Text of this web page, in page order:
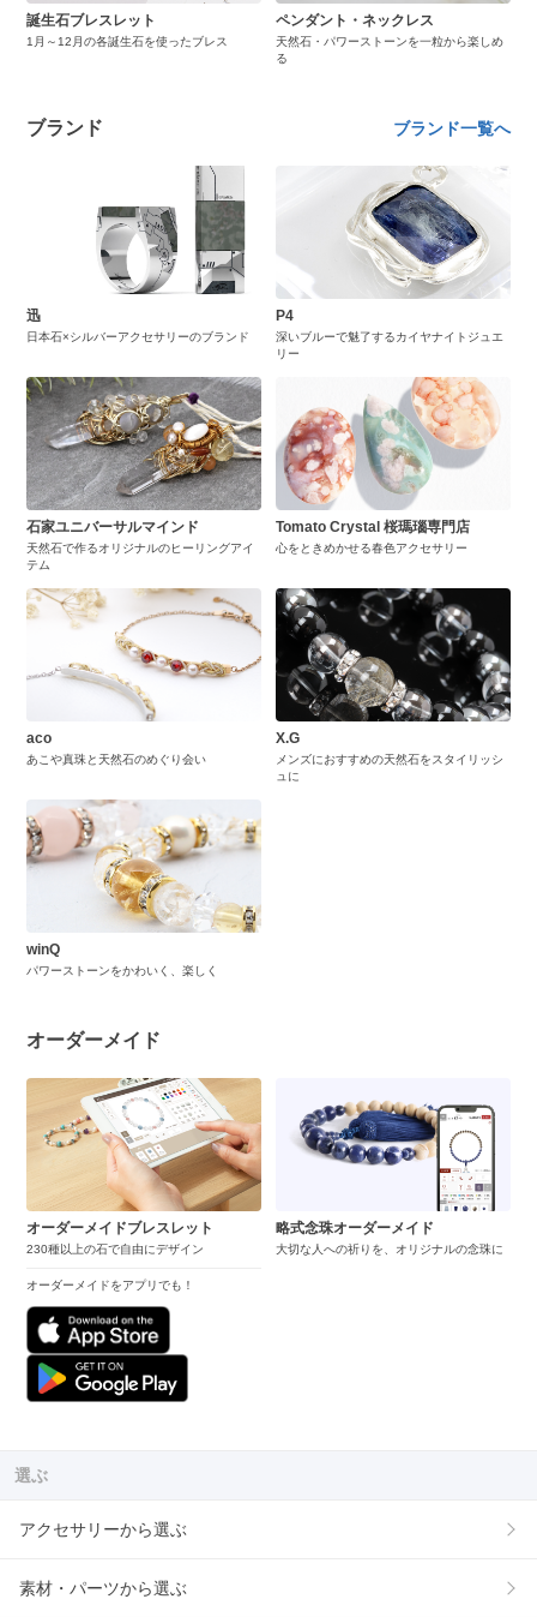
誕生石ブレスレット
1月～12月の各誕生石を使ったブレス
ペンダント・ネックレス
天然石・パワーストーンを一粒から楽しめ
る
ブランド ブランド一覧へ
迅
日本石×シルバーアクセサリーのブランド
P4
深いブルーで魅了するカイヤナイトジュエ
リー
石家ユニバーサルマインド
天然石で作るオリジナルのヒーリングアイ
テム
Tomato Crystal 桜瑪瑙専門店
心をときめかせる春色アクセサリー
aco
あこや真珠と天然石のめぐり会い
X.G
メンズにおすすめの天然石をスタイリッシ
ュに
winQ
パワーストーンをかわいく、楽しく
オーダーメイド
オーダーメイドブレスレット
230種以上の石で自由にデザイン
オーダーメイドをアプリでも！
略式念珠オーダーメイド
大切な人への祈りを、オリジナルの念珠に
選ぶ
アクセサリーから選ぶ
素材・パーツから選ぶ